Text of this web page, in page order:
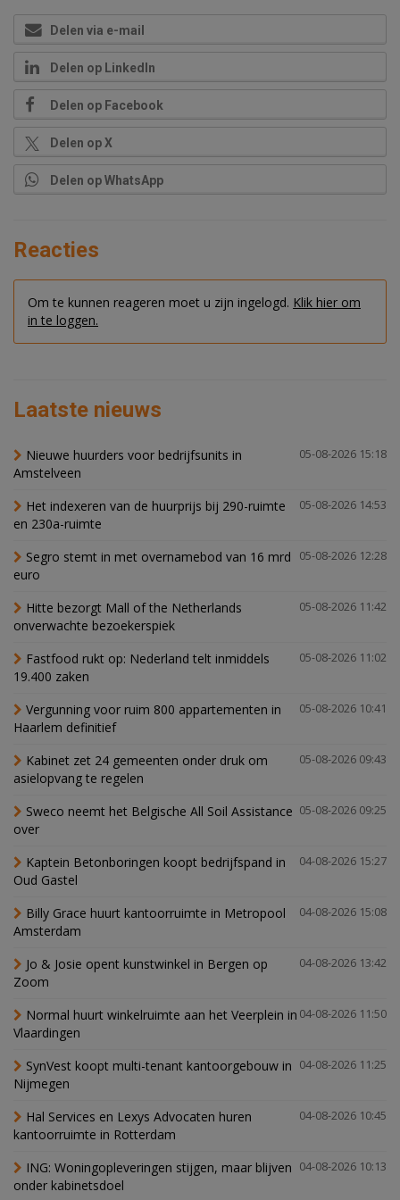
Delen via e-mail
Delen op LinkedIn
Delen op Facebook
Delen op X
Delen op WhatsApp
Reacties
Om te kunnen reageren moet u zijn ingelogd. Klik hier om
in te loggen.
Laatste nieuws
05-08-2026 15:18
Nieuwe huurders voor bedrijfsunits in
Amstelveen
05-08-2026 14:53
Het indexeren van de huurprijs bij 290-ruimte
en 230a-ruimte
05-08-2026 12:28
Segro stemt in met overnamebod van 16 mrd
euro
05-08-2026 11:42
Hitte bezorgt Mall of the Netherlands
onverwachte bezoekerspiek
05-08-2026 11:02
Fastfood rukt op: Nederland telt inmiddels
19.400 zaken
05-08-2026 10:41
Vergunning voor ruim 800 appartementen in
Haarlem definitief
05-08-2026 09:43
Kabinet zet 24 gemeenten onder druk om
asielopvang te regelen
05-08-2026 09:25
Sweco neemt het Belgische All Soil Assistance
over
04-08-2026 15:27
Kaptein Betonboringen koopt bedrijfspand in
Oud Gastel
04-08-2026 15:08
Billy Grace huurt kantoorruimte in Metropool
Amsterdam
04-08-2026 13:42
Jo & Josie opent kunstwinkel in Bergen op
Zoom
04-08-2026 11:50
Normal huurt winkelruimte aan het Veerplein in
Vlaardingen
04-08-2026 11:25
SynVest koopt multi-tenant kantoorgebouw in
Nijmegen
04-08-2026 10:45
Hal Services en Lexys Advocaten huren
kantoorruimte in Rotterdam
04-08-2026 10:13
ING: Woningopleveringen stijgen, maar blijven
onder kabinetsdoel